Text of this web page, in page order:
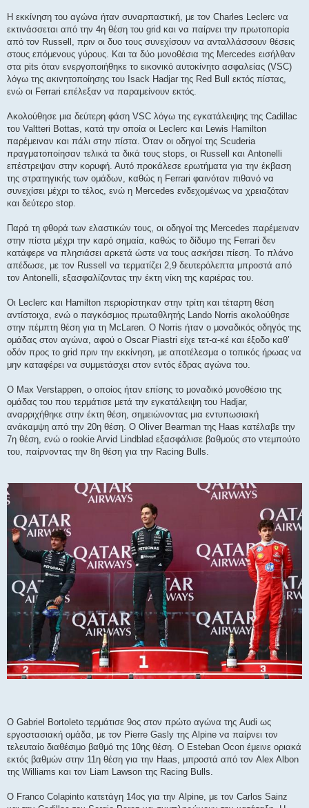
Η εκκίνηση του αγώνα ήταν συναρπαστική, με τον Charles Leclerc να
εκτινάσσεται από την 4η θέση του grid και να παίρνει την πρωτοπορία
από τον Russell, πριν οι δυο τους συνεχίσουν να ανταλλάσσουν θέσεις
στους επόμενους γύρους. Και τα δύο μονοθέσια της Mercedes εισήλθαν
στα pits όταν ενεργοποιήθηκε το εικονικό αυτοκίνητο ασφαλείας (VSC)
λόγω της ακινητοποίησης του Isack Hadjar της Red Bull εκτός πίστας,
ενώ οι Ferrari επέλεξαν να παραμείνουν εκτός.
Ακολούθησε μια δεύτερη φάση VSC λόγω της εγκατάλειψης της Cadillac
του Valtteri Bottas, κατά την οποία οι Leclerc και Lewis Hamilton
παρέμειναν και πάλι στην πίστα. Όταν οι οδηγοί της Scuderia
πραγματοποίησαν τελικά τα δικά τους stops, οι Russell και Antonelli
επέστρεψαν στην κορυφή. Αυτό προκάλεσε ερωτήματα για την έκβαση
της στρατηγικής των ομάδων, καθώς η Ferrari φαινόταν πιθανό να
συνεχίσει μέχρι το τέλος, ενώ η Mercedes ενδεχομένως να χρειαζόταν
και δεύτερο stop.
Παρά τη φθορά των ελαστικών τους, οι οδηγοί της Mercedes παρέμειναν
στην πίστα μέχρι την καρό σημαία, καθώς το δίδυμο της Ferrari δεν
κατάφερε να πλησιάσει αρκετά ώστε να τους ασκήσει πίεση. Το πλάνο
απέδωσε, με τον Russell να τερματίζει 2,9 δευτερόλεπτα μπροστά από
τον Antonelli, εξασφαλίζοντας την έκτη νίκη της καριέρας του.
Οι Leclerc και Hamilton περιορίστηκαν στην τρίτη και τέταρτη θέση
αντίστοιχα, ενώ ο παγκόσμιος πρωταθλητής Lando Norris ακολούθησε
στην πέμπτη θέση για τη McLaren. Ο Norris ήταν ο μοναδικός οδηγός της
ομάδας στον αγώνα, αφού ο Oscar Piastri είχε τετ-α-κέ και έξοδο καθ’
οδόν προς το grid πριν την εκκίνηση, με αποτέλεσμα ο τοπικός ήρωας να
μην καταφέρει να συμμετάσχει στον εντός έδρας αγώνα του.
Ο Max Verstappen, ο οποίος ήταν επίσης το μοναδικό μονοθέσιο της
ομάδας του που τερμάτισε μετά την εγκατάλειψη του Hadjar,
αναρριχήθηκε στην έκτη θέση, σημειώνοντας μια εντυπωσιακή
ανάκαμψη από την 20η θέση. Ο Oliver Bearman της Haas κατέλαβε την
7η θέση, ενώ ο rookie Arvid Lindblad εξασφάλισε βαθμούς στο ντεμπούτο
του, παίρνοντας την 8η θέση για την Racing Bulls.
Ο Gabriel Bortoleto τερμάτισε 9ος στον πρώτο αγώνα της Audi ως
εργοστασιακή ομάδα, με τον Pierre Gasly της Alpine να παίρνει τον
τελευταίο διαθέσιμο βαθμό της 10ης θέση. Ο Esteban Ocon έμεινε οριακά
εκτός βαθμών στην 11η θέση για την Haas, μπροστά από τον Alex Albon
της Williams και τον Liam Lawson της Racing Bulls.
Ο Franco Colapinto κατετάγη 14ος για την Alpine, με τον Carlos Sainz